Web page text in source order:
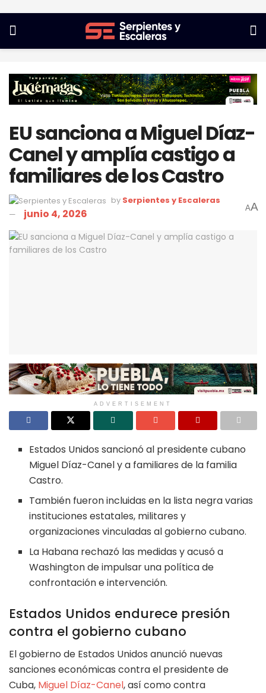
EU sanciona a Miguel Díaz-
Canel y amplía castigo a
familiares de los Castro
by Serpientes y Escaleras
junio 4, 2026 AA
ADVERTISEMENT
Estados Unidos sancionó al presidente cubano
Miguel Díaz-Canel y a familiares de la familia
Castro.
También fueron incluidas en la lista negra varias
instituciones estatales, militares y
organizaciones vinculadas al gobierno cubano.
La Habana rechazó las medidas y acusó a
Washington de impulsar una política de
confrontación e intervención.
Estados Unidos endurece presión
contra el gobierno cubano
El gobierno de Estados Unidos anunció nuevas
sanciones económicas contra el presidente de
Cuba, Miguel Díaz-Canel, así como contra